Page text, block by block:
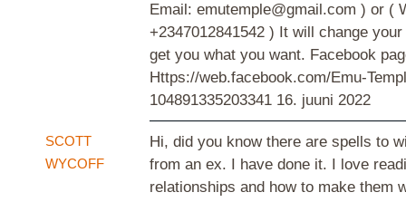
Email: emutemple@gmail.com ) or (
+2347012841542 ) It will change
get you what you want. Facebook
Https://web.facebook.com/Emu-
104891335203341 16. juuni 2022
SCOTT
WYCOFF
Hi, did you know there are spells to
from an ex. I have done it. I love
relationships and how to make them